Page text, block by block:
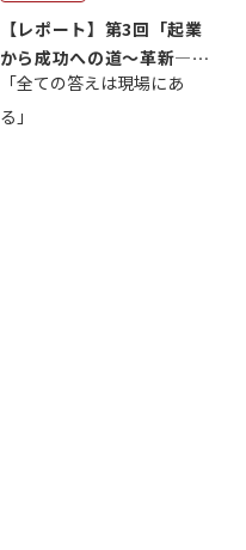
【レポート】第3回「起業
から成功への道～革新―挑
戦の先にある...
「全ての答えは現場にあ
る」